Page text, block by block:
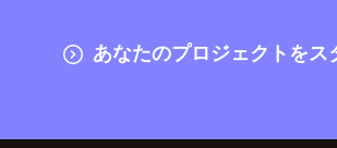
あなたのプロジェクトをス